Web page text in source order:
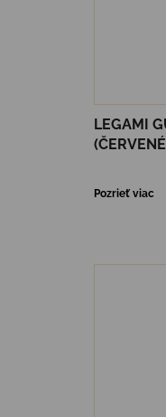
LEGAMI
Pozrieť viac